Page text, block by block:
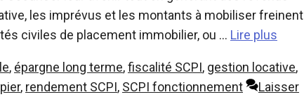
les imprévus et les montants à mobiliser freinent
civiles de placement immobilier, ou … Lire plus
, épargne long terme,fiscalité SCPI, gestion locative,
, rendement SCPI, SCPI fonctionnement
Laisser